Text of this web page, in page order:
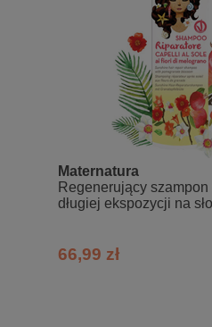
Maternatura
Regenerujący szampon
długiej ekspozycji na
66,99 zł